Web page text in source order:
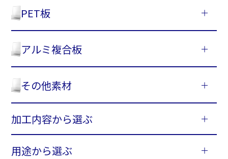
PET板
アルミ複合板
その他素材
加工内容から選ぶ
用途から選ぶ